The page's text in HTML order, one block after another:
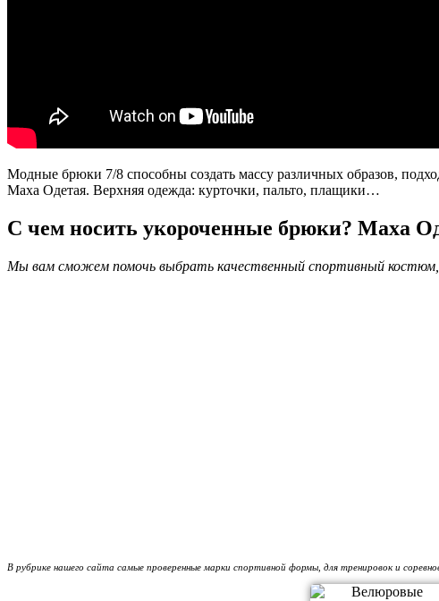
Модные брюки 7/8 способны создать массу различных образов,
Маха Одетая. Верхняя одежда: курточки, пальто, плащики…
С чем носить укороченные брюки? Маха
Мы вам сможем помочь выбрать качественный спортивный
В рубрике нашего сайта самые проверенные марки спортивной формы, для тренировок и